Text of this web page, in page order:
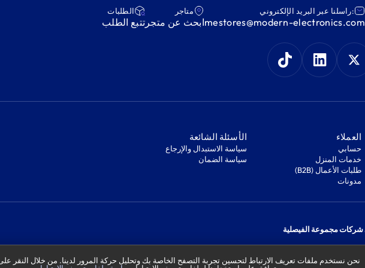
:راسلنا عبر البريد الإلكتروني
mestores@modern-electronics.com
متاجر
ابحث عن متجر
‫الطلبات‬
‫تتبع الطلب‬
‫العملاء‬
‫حسابي‬
‫خدمات المنزل‬
‫طلبات الأعمال (B2B)‬
مدونات
‫الأسئلة الشائعة‬
‫سياسة الاستبدال والإرجاع‬
‫سياسة الضمان‬
نحن نستخدم ملفات تعريف الارتباط لتحسين تجربة التصفح الخاصة بك وتحليل حركة المرور لدينا. من خلال النقر